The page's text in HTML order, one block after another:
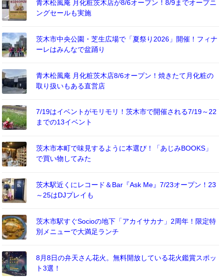
青木松風庵 月化粧茨木店が8/6オープン！8/9までオープニ
ングセールも実施
茨木市中央公園・芝生広場で「夏祭り2026」開催！フィナ
ーレはみんなで盆踊り
青木松風庵 月化粧茨木店8/6オープン！焼きたて月化粧の
取り扱いもある直営店
7/19はイベントがモリモリ！茨木市で開催される7/19～22
までの13イベント
茨木市本町で味見するように本選び！「あじみBOOKS」
で買い物してみた
茨木駅近くにレコード＆Bar『Ask Me』7/23オープン！23
～25はDJプレイも
茨木市駅すぐSocioの地下「アカイサカナ」2周年！限定特
別メニューで大満足ランチ
8月8日の弁天さん花火。無料開放している花火鑑賞スポッ
ト3選！